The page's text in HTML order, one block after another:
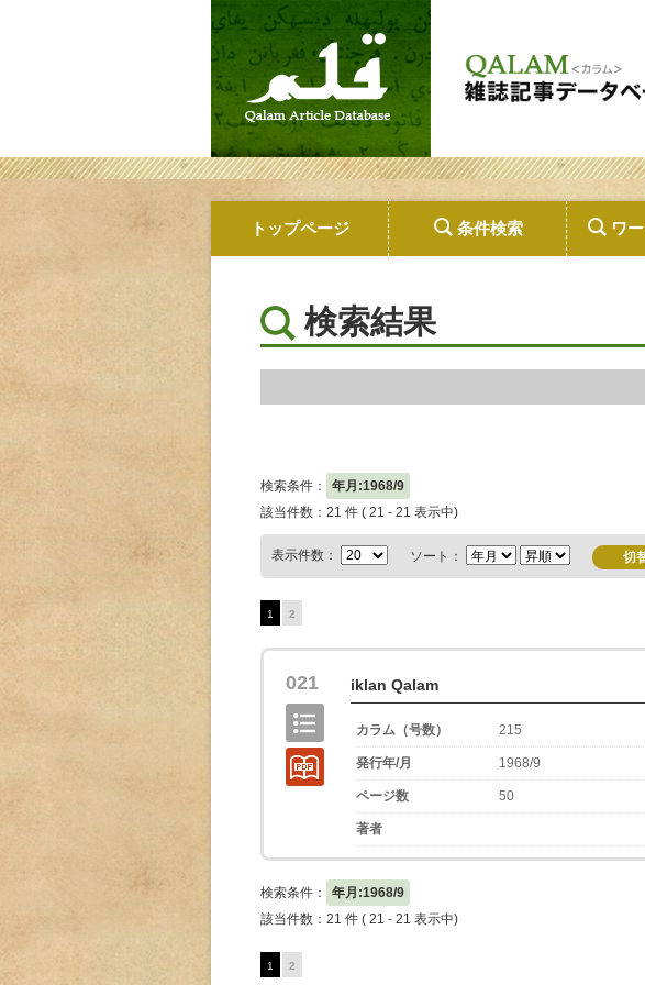
トップページ 条件検索 ワ
検索結果
検索条件：
年月:1968/9
該当件数：21 件 ( 21 - 21 表示中)
表示件数： ソート：
1 2
021 iklan Qalam
カラム（号数） 215
発行年/月 1968/9
ページ数 50
著者
検索条件：
年月:1968/9
該当件数：21 件 ( 21 - 21 表示中)
1 2